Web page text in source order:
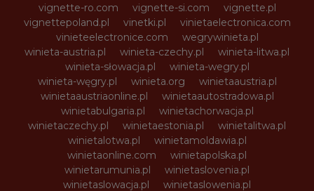
vignette-ro.com
vignette-si.com
vignette.pl
vignettepoland.pl
vinetki.pl
vinietaelectronica.com
vinieteelectronice.com
wegrywinieta.pl
winieta-austria.pl
winieta-czechy.pl
winieta-litwa.pl
winieta-słowacja.pl
winieta-wegry.pl
winieta-węgry.pl
winieta.org
winietaaustria.pl
winietaaustriaonline.pl
winietaautostradowa.pl
winietabulgaria.pl
winietachorwacja.pl
winietaczechy.pl
winietaestonia.pl
winietalitwa.pl
winietalotwa.pl
winietamoldawia.pl
winietaonline.com
winietapolska.pl
winietarumunia.pl
winietaslovenia.pl
winietaslowacja.pl
winietaslowenia.pl